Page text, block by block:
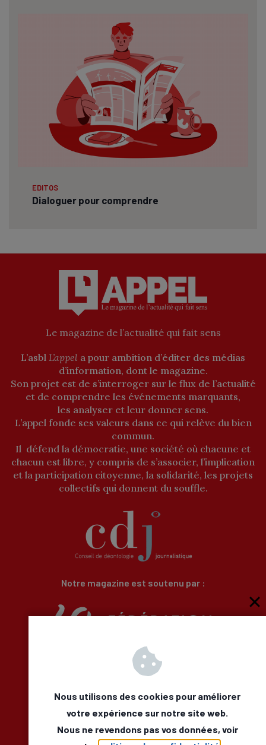
EDITOS
Dialoguer pour comprendre
Le magazine de l’actualité qui fait sens
L’asbl L’appel a pour ambition d’éditer des médias
d’information, dont le magazine.
Son projet est de s’interroger sur le flux de l’actualité
et de comprendre les événements marquants,
les analyser et leur donner sens.
L’appel fonde ses valeurs dans ce qui relève du bien
commun.
Il défend la démocratie, une société où chacune et
chacun est libre, y compris de s’associer, l’implication
et la participation citoyenne, la solidarité, les projets
collectifs qui donnent du souffle.
Notre magazine est soutenu par :
Qui sommes-nous
Newsletter
Besoin d’aide
Nous Contacter
Mentions légales
Déclaration d’accessibilité
Nous utilisons des cookies pour améliorer
votre expérience sur notre site web.
Nous ne revendons pas vos données, voir